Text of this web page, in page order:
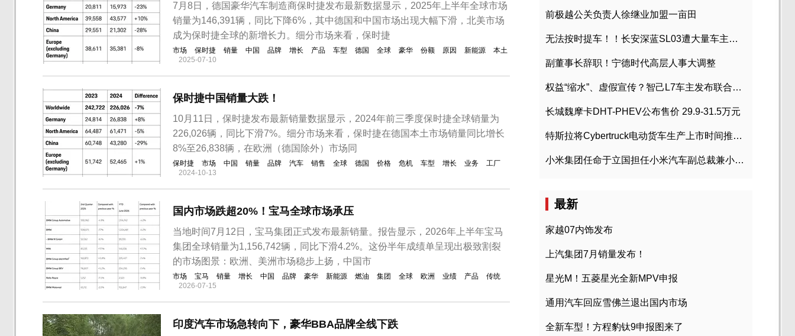
7月8日，德国豪华汽车制造商保时捷发布最新数据显示，2025年上半年全球市场
销量为146,391辆，同比下降6%，其中德国和中国市场出现大幅下滑，北美市场
成为保时捷全球的新增长力。细分市场来看，保时捷
市场 保时捷 销量 中国 品牌 增长 产品 车型 德国 全球 豪华 份额 原因 新能源
本土
2025-07-10
保时捷中国销量大跌！
10月11日，保时捷发布最新销量数据显示，2024年前三季度保时捷全球销量为
226,026辆，同比下滑7%。细分市场来看，保时捷在德国本土市场销量同比增长
8%至26,838辆，在欧洲（德国除外）市场同
保时捷 市场 中国 销量 品牌 汽车 销售 全球 德国 价格 危机 车型 增长 业务
工厂
2024-10-13
国内市场跌超20%！宝马全球市场承压
当地时间7月12日，宝马集团正式发布最新销量。报告显示，2026年上半年宝马
集团全球销量为1,156,742辆，同比下滑4.2%。这份半年成绩单呈现出极致割裂
的市场图景：欧洲、美洲市场稳步上扬，中国市
市场 宝马 销量 增长 中国 品牌 豪华 新能源 燃油 集团 全球 欧洲 业绩 产品
传统
2026-07-15
印度汽车市场急转向下，豪华BBA品牌全线下跌
前极越公关负责人徐继业加盟一亩田
无法按时提车！！长安深蓝SL03遭大量车主投诉
副董事长辞职！宁德时代高层人事大调整
权益“缩水”、虚假宣传？智己L7车主发布联合维权声明
长城魏摩卡DHT-PHEV公布售价 29.9-31.5万元
特斯拉将Cybertruck电动货车生产上市时间推迟到2023年初
小米集团任命于立国担任小米汽车副总裁兼小米汽车北京总部政委
最新
家越07内饰发布
上汽集团7月销量发布！
星光M！五菱星光全新MPV申报
通用汽车回应雪佛兰退出国内市场
全新车型！方程豹钛9申报图来了